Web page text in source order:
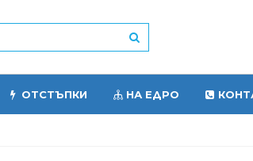
ОТСТЪПКИ НА ЕДРО